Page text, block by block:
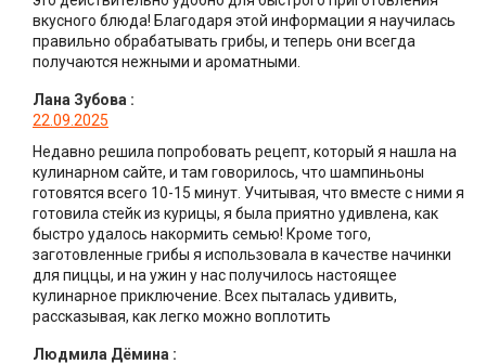
вкусного блюда! Благодаря этой информации я научилась
правильно обрабатывать грибы, и теперь они всегда
получаются нежными и ароматными.
Лана Зубова :
22.09.2025
Недавно решила попробовать рецепт, который я нашла на
кулинарном сайте, и там говорилось, что шампиньоны
готовятся всего 10-15 минут. Учитывая, что вместе с ними я
готовила стейк из курицы, я была приятно удивлена, как
быстро удалось накормить семью! Кроме того,
заготовленные грибы я использовала в качестве начинки
для пиццы, и на ужин у нас получилось настоящее
кулинарное приключение. Всех пыталась удивить,
рассказывая, как легко можно воплотить
Людмила Дёмина :